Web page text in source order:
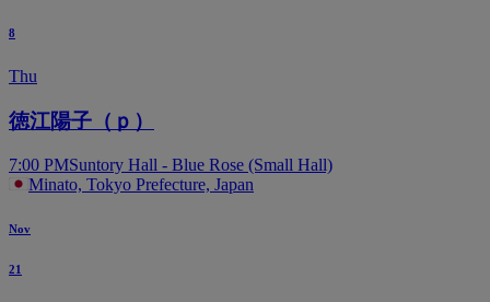
8
Thu
徳江陽子（ｐ）
7:00 PMSuntory Hall - Blue Rose (Small Hall)
Minato, Tokyo Prefecture, Japan
Nov
21